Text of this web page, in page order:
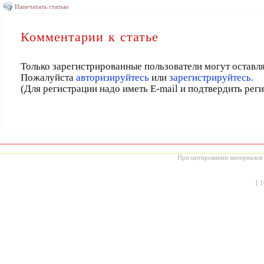
Напечатать статью
Комментарии к статье
Только зарегистрированные пользователи могут
Пожалуйста авторизируйтесьили зарегистрируйтесь.
(Для регистрации надо иметь E-mail и подтвердить
При цитировании материалов
[